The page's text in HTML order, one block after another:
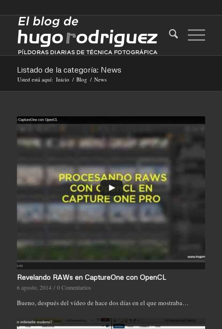
Listado de la categoría: News
Usted está aquí: Inicio / Blog / News
Revelando RAWs en CaptureOne con OpenCL
6 agosto, 2014 / 0 Comentarios
Bueno, después del vídeo de hace dos días en el que mostraba…